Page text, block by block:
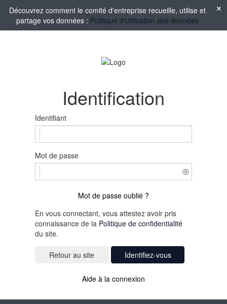
Découvrez comment le comité d'entreprise recueille, utilise et
partage vos données : Politique d'utilisation des données
Identification
Identifiant
Mot de passe
Mot de passe oublié ?
En vous connectant, vous attestez avoir pris
connaissance de la Politique de confidentialité
du site.
Identifiez-vous
Aide à la connexion